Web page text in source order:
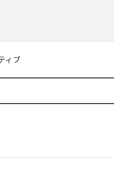
ィブ